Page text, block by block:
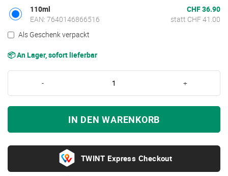
110ml
EAN: 7640146866516
CHF 36.90
statt CHF 41.00
Als Geschenk verpackt
📦 An Lager, sofort lieferbar
- +
IN DEN WARENKORB
Express Checkout